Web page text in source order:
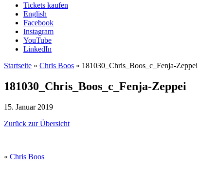
Tickets kaufen
English
Facebook
Instagram
YouTube
LinkedIn
Startseite » Chris Boos » 181030_Chris_Boos_c_Fenja-Zeppei
181030_Chris_Boos_c_Fenja-Zeppei
15. Januar 2019
Zurück zur Übersicht
« Chris Boos